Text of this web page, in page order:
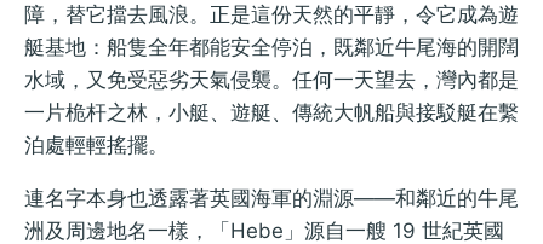
障，替它擋去風浪。正是這份天然的平靜，令它成為遊
艇基地：船隻全年都能安全停泊，既鄰近牛尾海的開闊
水域，又免受惡劣天氣侵襲。任何一天望去，灣內都是
一片桅杆之林，小艇、遊艇、傳統大帆船與接駁艇在繫
泊處輕輕搖擺。
連名字本身也透露著英國海軍的淵源——和鄰近的牛尾
洲及周邊地名一樣，「Hebe」源自一艘 19 世紀英國